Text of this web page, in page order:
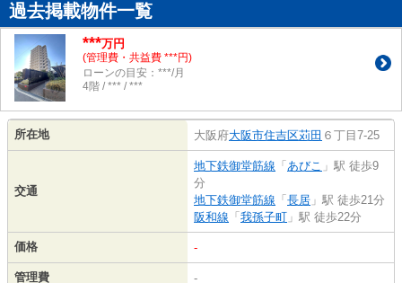
過去掲載物件一覧
***万円
(管理費・共益費 ***円)
ローンの目安：***/月
4階 / *** / ***
所在地 大阪府大阪市住吉区苅田 ６丁目7-25
交通
地下鉄御堂筋線 「 あびこ 」駅 徒歩9
分
地下鉄御堂筋線 「 長居 」駅 徒歩21分
阪和線 「 我孫子町 」駅 徒歩22分
価格 -
管理費 -